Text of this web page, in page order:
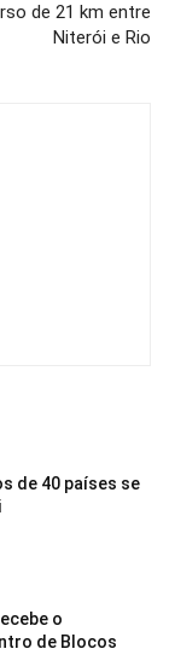
de 21 km entre
Niterói e Rio
de 40 países se
o
de Blocos